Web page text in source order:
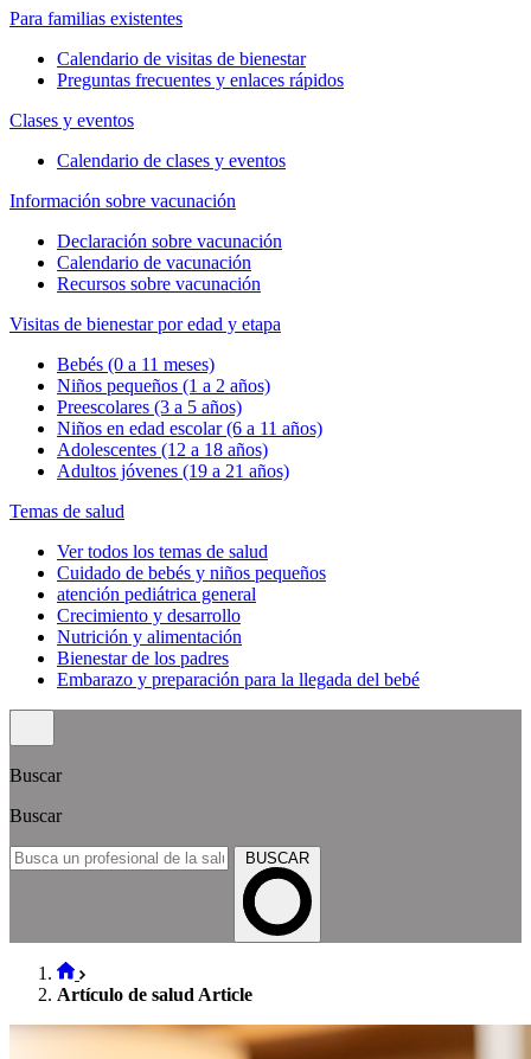
Para familias existentes
Calendario de visitas de bienestar
Preguntas frecuentes y enlaces rápidos
Clases y eventos
Calendario de clases y eventos
Información sobre vacunación
Declaración sobre vacunación
Calendario de vacunación
Recursos sobre vacunación
Visitas de bienestar por edad y etapa
Bebés (0 a 11 meses)
Niños pequeños (1 a 2 años)
Preescolares (3 a 5 años)
Niños en edad escolar (6 a 11 años)
Adolescentes (12 a 18 años)
Adultos jóvenes (19 a 21 años)
Temas de salud
Ver todos los temas de salud
Cuidado de bebés y niños pequeños
atención pediátrica general
Crecimiento y desarrollo
Nutrición y alimentación
Bienestar de los padres
Embarazo y preparación para la llegada del bebé
Buscar
Buscar
BUSCAR
Artículo de salud Article